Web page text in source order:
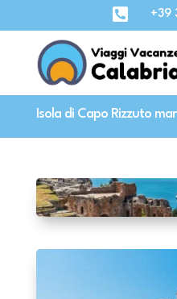
 +39
Isola di Capo Rizzuto